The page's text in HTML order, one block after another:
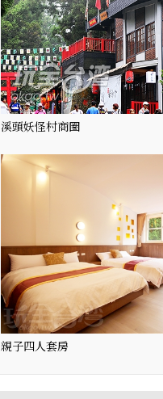
溪頭妖怪村商圈
親子四人套房